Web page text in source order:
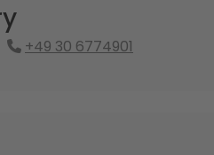
+49 30 6774901